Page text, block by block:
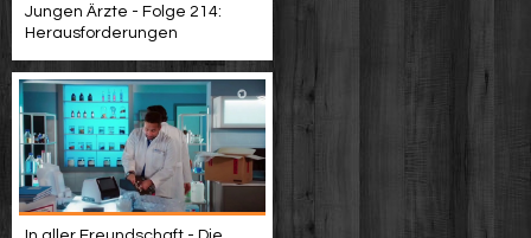
Jungen Ärzte - Folge 214:
Herausforderungen